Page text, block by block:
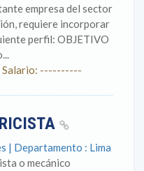
empresa del sector
requiere incorporar
perfil: OBJETIVO
Salario: ----------
| Departamento : Lima
o mecánico